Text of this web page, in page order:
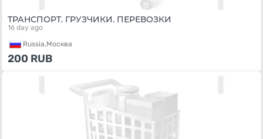
ТРАНСПОРТ. ГРУЗЧИКИ. ПЕРЕВОЗКИ
16 day ago
Russia,Москва
200 RUB